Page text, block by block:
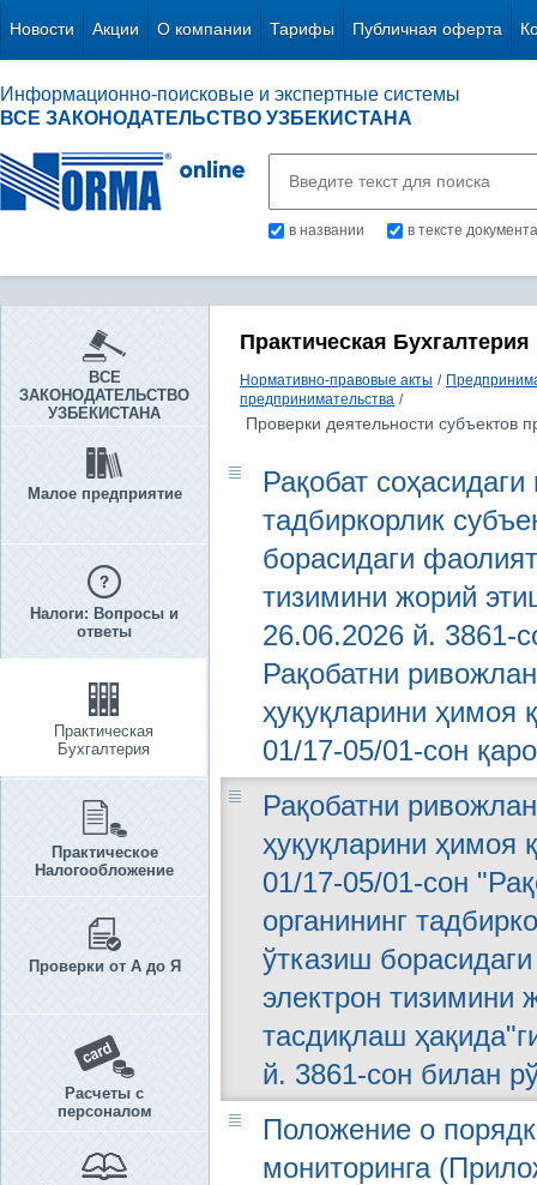
Новости Акции О компании Тарифы Публичная оферта
Информационно-поисковые и экспертные системы
ВСЕ ЗАКОНОДАТЕЛЬСТВО УЗБЕКИСТАНА
в названии в тексте документа
ВСЕ
ЗАКОНОДАТЕЛЬСТВО
УЗБЕКИСТАНА
Малое предприятие
Налоги: Вопросы и
ответы
Практическая
Бухгалтерия
Практическое
Налогообложение
Проверки от А до Я
Расчеты с
персоналом
Практическая Бухгалтерия
Нормативно-правовые акты /
предпринимательства /
Проверки деятельности субъектов
Рақобат
тадбиркорлик
борасидаги
тизимини жорий
26.06.2026 й. 3861-
Рақобатни
ҳуқуқларини ҳимоя
01/17-05/01-сон
Рақобатни
ҳуқуқларини ҳимоя
01/17-05/01-сон
органининг
ўтказиш
электрон тизимини
тасдиқлаш
й. 3861-сон билан
Положение о
мониторинга